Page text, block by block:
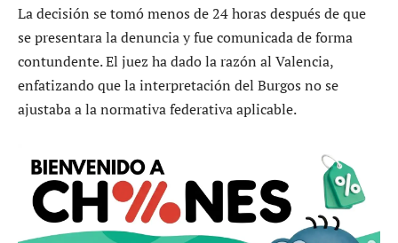
La decisión se tomó menos de 24 horas después de que
se presentara la denuncia y fue comunicada de forma
contundente. El juez ha dado la razón al Valencia,
enfatizando que la interpretación del Burgos no se
ajustaba a la normativa federativa aplicable.